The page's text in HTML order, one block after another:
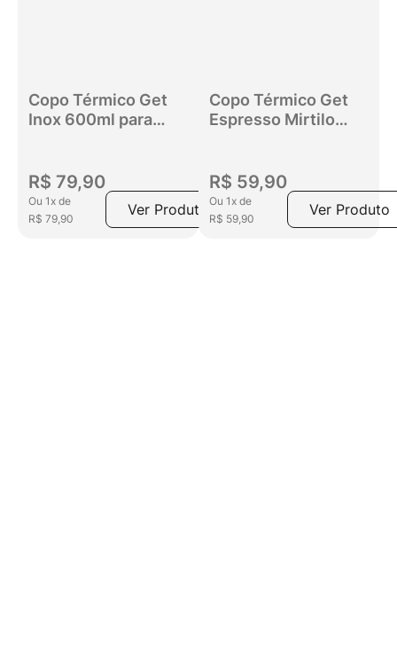
Copo Térmico Get
Inox 600ml para
Rosa Claro
R$ 79,90
Ou 1x de
R$ 79,90
Ver Produto
Copo Térmico Get
Espresso Mirtilo
R$ 59,90
Ou 1x de
R$ 59,90
Ver Produto